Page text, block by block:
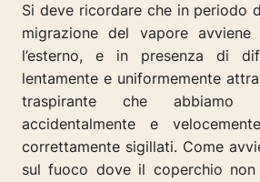
Si deve ricordare che in periodo
migrazione del vapore avviene
l’esterno, e in presenza di
lentamente e uniformemente
traspirante che abbiamo
accidentalmente e
correttamente sigillati. Come
sul fuoco dove il coperchio non